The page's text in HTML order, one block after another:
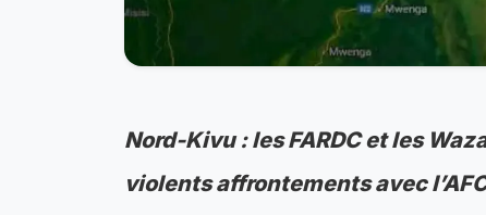
Nord-Kivu : les FARDC et les
violents affrontements avec